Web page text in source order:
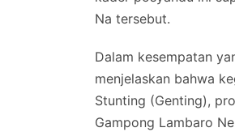
Na tersebut.
Dalam kesempatan
menjelaskan bahwa
Stunting (Genting),
Gampong Lambaro